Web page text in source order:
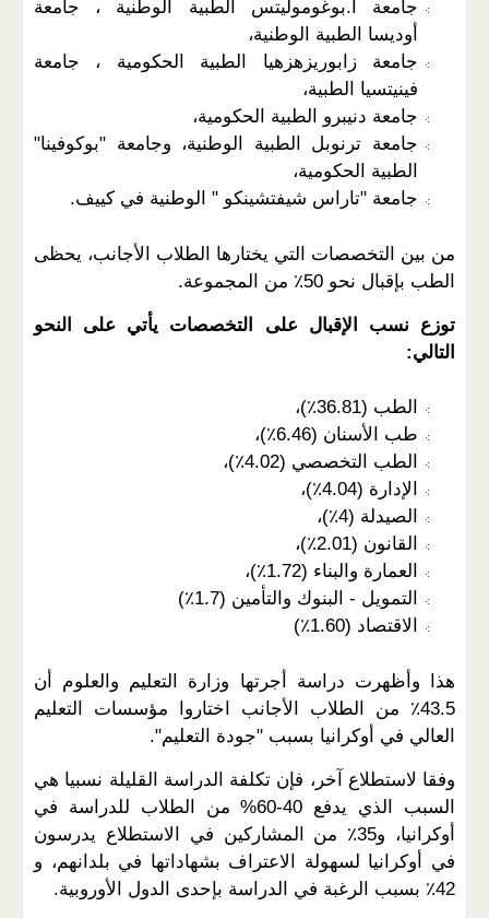
جامعة أ.بوغوموليتس الطبية الوطنية ، جامعة
أوديسا الطبية الوطنية،
جامعة زابوريزهزهيا الطبية الحكومية ، جامعة
فينيتسيا الطبية،
جامعة دنيبرو الطبية الحكومية،
جامعة ترنوبل الطبية الوطنية، وجامعة "بوكوفينا"
الطبية الحكومية،
جامعة "تاراس شيفتشينكو " الوطنية في كييف.
من بين التخصصات التي يختارها الطلاب الأجانب، يحظى
الطب بإقبال نحو 50٪ من المجموعة.
توزع نسب الإقبال على التخصصات يأتي على النحو
التالي:
الطب (36.81٪)،
طب الأسنان (6.46٪)،
الطب التخصصي (4.02٪)،
الإدارة (4.04٪)،
الصيدلة (4٪)،
القانون (2.01٪)،
العمارة والبناء (1.72٪)،
التمويل - البنوك والتأمين (1.7٪)
الاقتصاد (1.60٪)
هذا وأظهرت دراسة أجرتها وزارة التعليم والعلوم أن
43.5٪ من الطلاب الأجانب اختاروا مؤسسات التعليم
العالي في أوكرانيا بسبب "جودة التعليم".
وفقا لاستطلاع آخر، فإن تكلفة الدراسة القليلة نسبيا هي
السبب الذي يدفع 40-60% من الطلاب للدراسة في
أوكرانيا، و35٪ من المشاركين في الاستطلاع يدرسون
في أوكرانيا لسهولة الاعتراف بشهاداتها في بلدانهم، و
42٪ بسبب الرغبة في الدراسة بإحدى الدول الأوروبية.